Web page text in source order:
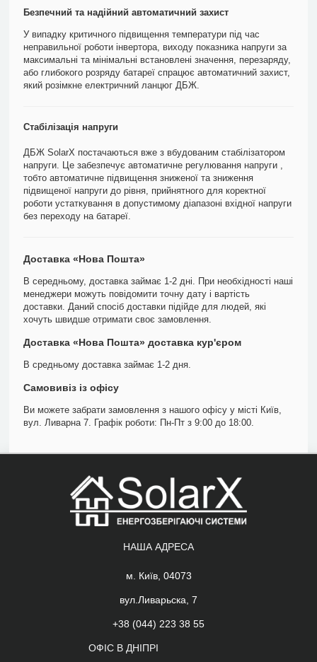
Безпечний та надійний автоматичний захист
У випадку критичного підвищення температури під час
неправильної роботи інвертора, виходу показника напруги за
максимальні та мінімальні встановлені значення, перезаряду,
або глибокого розряду батареї спрацює автоматичний захист,
який розімкне електричний ланцюг ДБЖ.
Стабілізація напруги
ДБЖ SolarX постачаються вже з вбудованим стабілізатором
напруги. Це забезпечує автоматичне регулювання напруги ,
тобто автоматичне підвищення зниженої та зниження
підвищеної напруги до рівня, прийнятного для коректної
роботи устаткування в допустимому діапазоні вхідної напруги
без переходу на батареї.
Доставка «Нова Пошта»
В середньому, доставка займає 1-2 дні. При необхідності наші
менеджери можуть повідомити точну дату і вартість
доставки. Даний спосіб доставки підійде для людей, які
хочуть швидше отримати своє замовлення.
Доставка «Нова Пошта» доставка кур'єром
В средньому доставка займає 1-2 дня.
Самовивіз із офісу
Ви можете забрати замовлення з нашого офісу у місті Київ,
вул. Ливарна 7. Графік роботи: Пн-Пт з 9:00 до 18:00.
НАША АДРЕСА
м. Київ, 04073
вул.Ливарьска, 7
+38 (044) 223 38 55
ОФІС В ДНІПРІ